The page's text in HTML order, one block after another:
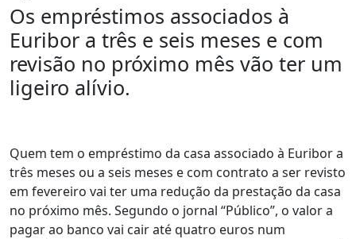
Os empréstimos associados à
Euribor a três e seis meses e com
revisão no próximo mês vão ter um
ligeiro alívio.
Quem tem o empréstimo da casa associado à Euribor a
três meses ou a seis meses e com contrato a ser revisto
em fevereiro vai ter uma redução da prestação da casa
no próximo mês. Segundo o jornal “Público”, o valor a
pagar ao banco vai cair até quatro euros num